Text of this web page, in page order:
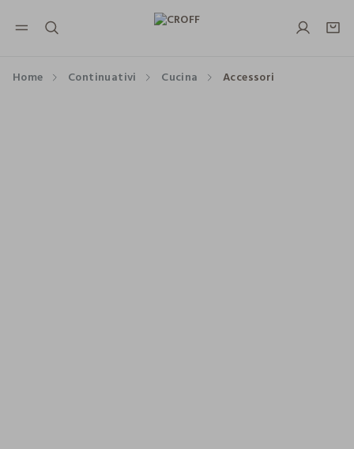
NAVIGATION.ARIA.GOTOMAINCONTENT
Home Continuativi Cucina Accessori